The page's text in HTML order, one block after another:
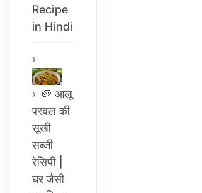
Recipe
in Hindi
🥔 आलू
परवल की
सूखी
सब्जी
रेसिपी |
घर जैसी